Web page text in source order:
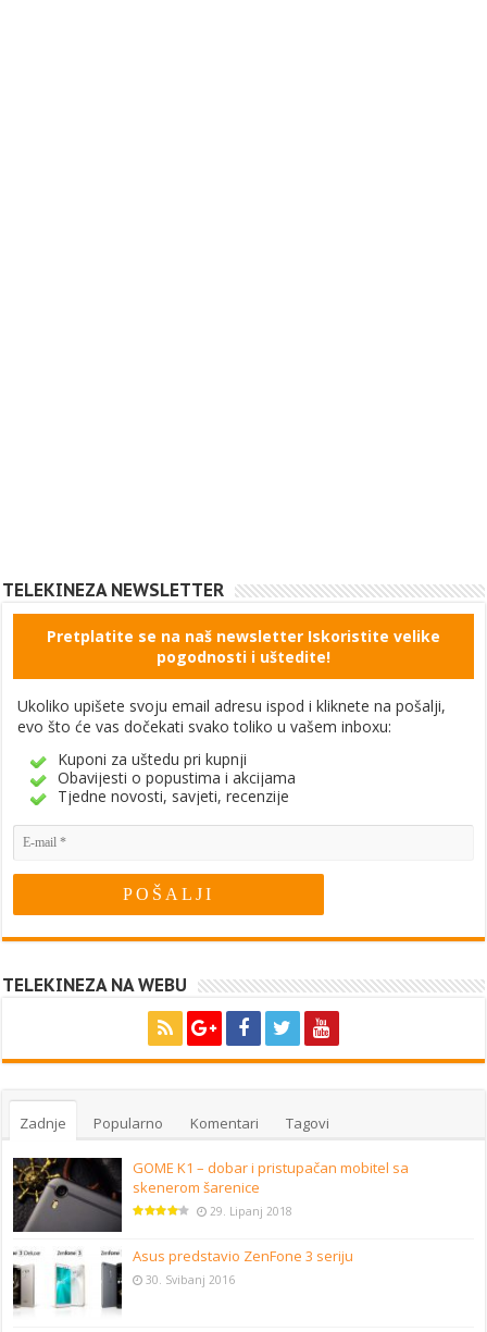
TELEKINEZA NEWSLETTER
Pretplatite se na naš newsletter Iskoristite velike
pogodnosti i uštedite!
Ukoliko upišete svoju email adresu ispod i kliknete na pošalji,
evo što će vas dočekati svako toliko u vašem inboxu:
Kuponi za uštedu pri kupnji
Obavijesti o popustima i akcijama
Tjedne novosti, savjeti, recenzije
TELEKINEZA NA WEBU
Zadnje Popularno Komentari Tagovi
GOME K1 – dobar i pristupačan mobitel sa
skenerom šarenice
29. Lipanj 2018
Asus predstavio ZenFone 3 seriju
30. Svibanj 2016